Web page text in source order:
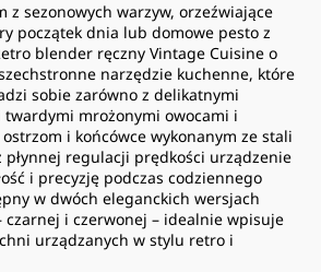
z sezonowych warzyw, orzeźwiające
początek dnia lub domowe pesto z
blender ręczny Vintage Cuisine o
narzędzie kuchenne, które
sobie zarówno z delikatnymi
twardymi mrożonymi owocami i
i końcówce wykonanym ze stali
płynnej regulacji prędkości urządzenie
i precyzję podczas codziennego
w dwóch eleganckich wersjach
czarnej i czerwonej – idealnie wpisuje
urządzanych w stylu retro i